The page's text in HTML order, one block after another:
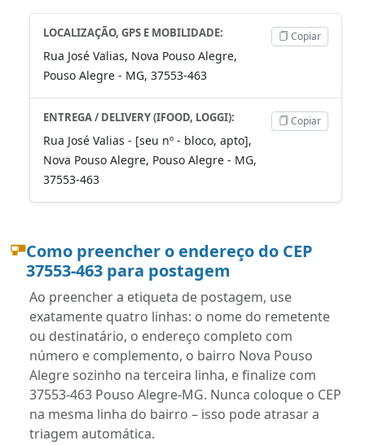
LOCALIZAÇÃO, GPS E MOBILIDADE:
Rua José Valias, Nova Pouso Alegre,
Pouso Alegre - MG, 37553-463
Copiar
ENTREGA / DELIVERY (IFOOD, LOGGI):
Rua José Valias - [seu nº - bloco, apto],
Nova Pouso Alegre, Pouso Alegre - MG,
37553-463
Copiar
Como preencher o endereço do CEP
37553-463 para postagem
Ao preencher a etiqueta de postagem, use
exatamente quatro linhas: o nome do remetente
ou destinatário, o endereço completo com
número e complemento, o bairro Nova Pouso
Alegre sozinho na terceira linha, e finalize com
37553-463 Pouso Alegre-MG. Nunca coloque o CEP
na mesma linha do bairro – isso pode atrasar a
triagem automática.